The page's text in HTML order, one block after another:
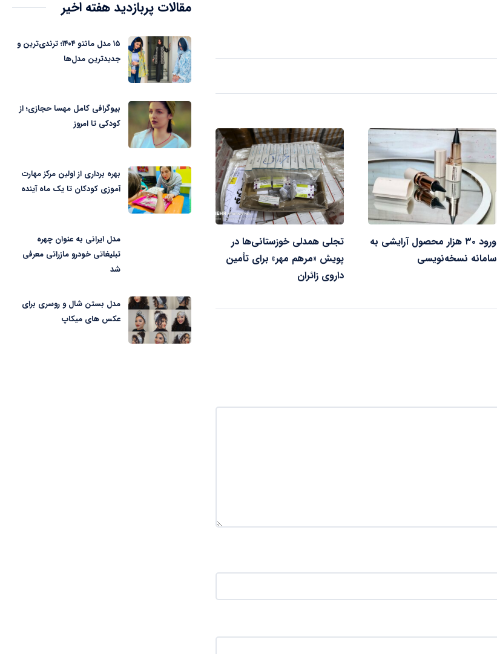
ورود ۳۰ هزار محصول آرایشی به
سامانه نسخه‌نویسی
تجلی همدلی خوزستانی‌ها در
پویش «مرهم مهر» برای تأمین
داروی زائران
مقالات پربازدید هفته اخیر
۱۵ مدل مانتو ۱۴۰۴؛ ترندی‌ترین و
جدیدترین مدل‌ها
بیوگرافی کامل مهسا حجازی؛ از
کودکی تا امروز
بهره برداری از اولین مرکز مهارت
آموزی کودکان تا یک ماه آینده
مدل ایرانی به عنوان چهره
تبلیغاتی خودرو مازراتی معرفی
شد
مدل بستن شال و روسری برای
عکس های میکاپ